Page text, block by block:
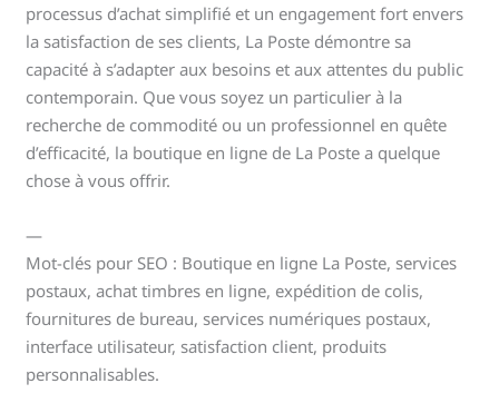
processus d’achat simplifié et un engagement fort envers
la satisfaction de ses clients, La Poste démontre sa
capacité à s’adapter aux besoins et aux attentes du public
contemporain. Que vous soyez un particulier à la
recherche de commodité ou un professionnel en quête
d’efficacité, la boutique en ligne de La Poste a quelque
chose à vous offrir.
—
Mot-clés pour SEO : Boutique en ligne La Poste, services
postaux, achat timbres en ligne, expédition de colis,
fournitures de bureau, services numériques postaux,
interface utilisateur, satisfaction client, produits
personnalisables.